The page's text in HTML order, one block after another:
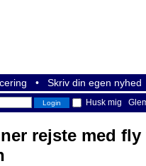
• Skriv din egen nyhed
Husk mig
rejste med fly